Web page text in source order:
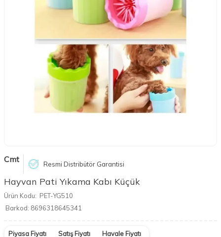
Cmt Resmi Distribütör Garantisi
Hayvan Pati Yıkama Kabı Küçük
Ürün Kodu: PET-YG510
Barkod: 8696318645341
Piyasa Fiyatı Satış Fiyatı Havale Fiyatı